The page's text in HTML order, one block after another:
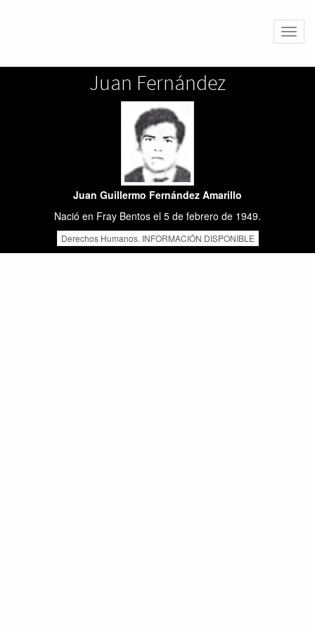
Juan Fernández
Juan Guillermo Fernández Amarillo
Nació en Fray Bentos el 5 de febrero de 1949.
Derechos Humanos. INFORMACIÓN DISPONIBLE